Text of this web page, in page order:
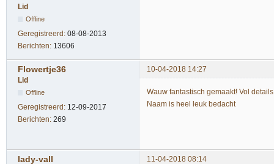
Lid
Offline
Geregistreerd: 08-08-2013
Berichten: 13606
Flowertje36
10-04-2018 14:27
Lid
Offline
Geregistreerd: 12-09-2017
Berichten: 269
Wauw fantastisch gemaakt! Vol
Naam is heel leuk bedacht
lady-vall 11-04-2018 08:14